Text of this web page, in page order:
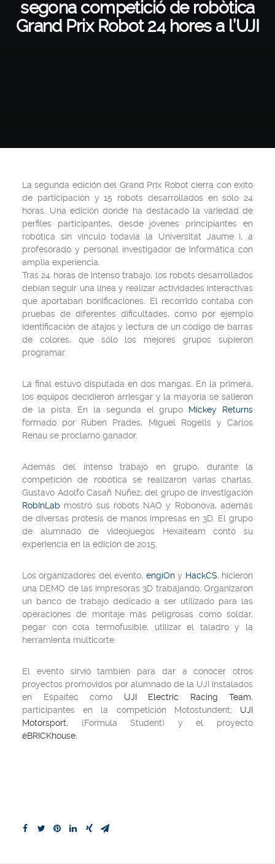
segona competició de robòtica
Grand Prix Robot 24 hores a l’UJI
La segunda edición del Grand Prix Robot cierra con éxito
de participación y 15 robots desarrollados en sólo 24
horas. Una edición donde ha destacado la variedad de
perfiles participantes, desde jóvenes principiantes en
robótica sin vínculo todavía la Universitat Jaume I, a
profesorado y personal investigador de informática con
amplia experiencia.
Tras 24 horas de intenso trabajo, los robots desarrollados
debían seguir una línea y realizar actividades interactivas
que aportaban bonificaciones. El recorrido contaba con
pruebas de diferentes dificultades, como por ejemplo
identificación de atajos y lectura de un código de barras
de colores, que sólo los mejores grupos supieron
programar.
La final estuvo disputada en dos mangas. En la primera,
los equipos decidieron arriesgar y la mayoría se salieron
de la pista. En la segunda el grupo Mickey Returns
formado por Ruben Prades, Miguel Rogells y Carlos
Renau se proclamó ganador.
Además del intenso trabajo en grupo, durante la
competición de robótica se realizaron varias charlas.
Gustavo Adolfo Casañ Núñez, del grupo de investigación
RobInLab mostró sus robots NAO y Robonova, además
de diversas prótesis de manos impresas en 3D. El grupo
de alumnado de videojuegos Hexaiteam contó su
experiencia en la edición de 2015.
Los organizadores del evento, engiOny HackCS, hicieron
una DEMO de las impresoras 3D trabajando. Organizaron
un banco de trabajo dedicado a ser utilizado para las
operaciones de montaje más peligrosas como soldar,
pegar con cola termofusible, utilizar el taladro y la
herramienta multicorte.
El evento sirvió también para dar a conocer otros
proyectos promovidos por alumnado de la UJI instalados
en Espaitec como UJI Electric Racing Team,
participantes en la competición Motostundent; UJI
Motorsport, (Formula Student) y el proyecto
éBRICKhouse